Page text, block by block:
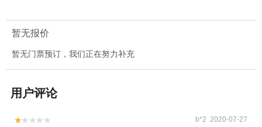
暂无报价
暂无门票预订，我们正在努力补充
用户评论

 b*2 2020-07-27